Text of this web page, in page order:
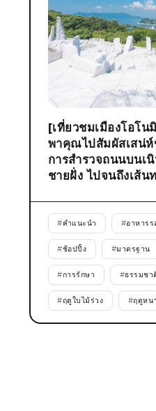
[เที่ยวชมเมืองโอโ
พาคุณไปสัมผัสเสน่ห์
การสำรวจถนนบนเ
ชายฝั่ง ไปจนถึงเส้
#คำแนะนำ #อาหารร
#ช้อปปิ้ง #มาตรฐาน
#การรักษา #ธรรมชา
#ฤดูใบไม้ร่วง #ฤดูหน